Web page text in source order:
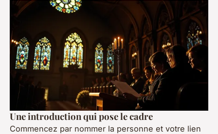
Une introduction qui pose le cadre
Commencez par nommer la personne et votre lien